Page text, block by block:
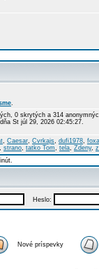
.
0 skrytých a 314
St júl 29, 2026 02:45:27.
, Caesar, Cvrkajs, dufi1978,
, strano, tatko Tom, tela, Zdeny,
Heslo:
Nové príspevky